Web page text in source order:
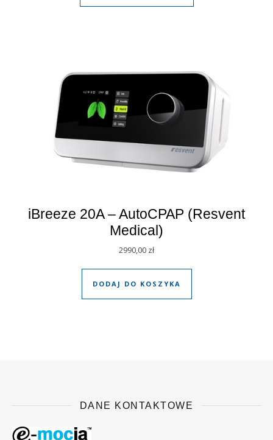
iBreeze 20A – AutoCPAP (Resvent
Medical)
2990,00 zł
DODAJ DO KOSZYKA
DANE KONTAKTOWE